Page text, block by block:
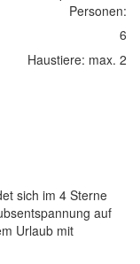
Personen:
6
Haustiere: max. 2
sich im 4 Sterne
auf
Urlaub mit